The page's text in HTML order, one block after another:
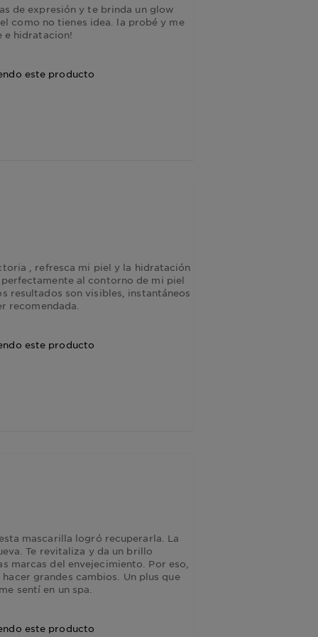
de expresión y te brinda un glow
como no tienes idea. la probé y me
e hidratacion!
este producto
, refresca mi piel y la hidratación
perfectamente al contorno de mi piel
resultados son visibles, instantáneos
recomendada.
este producto
mascarilla logró recuperarla. La
Te revitaliza y da un brillo
marcas del envejecimiento. Por eso,
grandes cambios. Un plus que
sentí en un spa.
este producto